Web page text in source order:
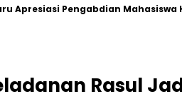
Pengabdian Mahasiswa KKN UGM
Rasul